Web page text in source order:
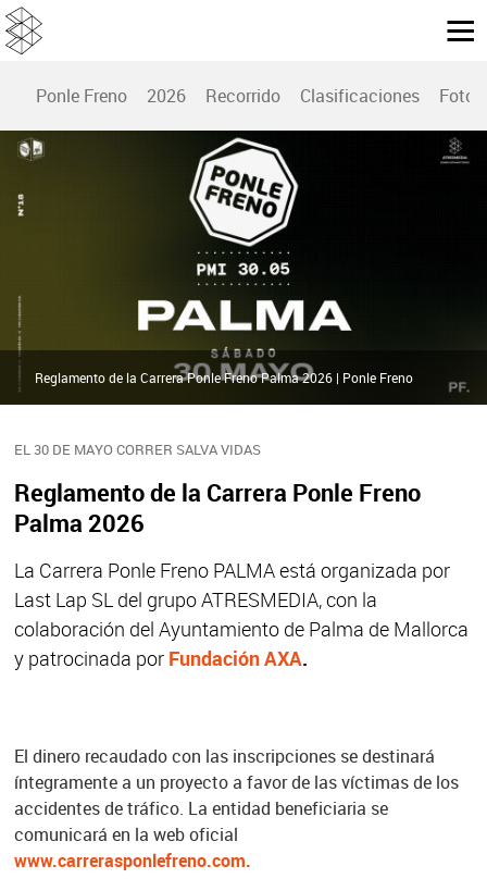
Ponle Freno 2026 Recorrido Clasificaciones Fotos
EL 30 DE MAYO CORRER SALVA VIDAS
Reglamento de la Carrera Ponle Freno
Palma 2026
La Carrera Ponle Freno PALMA está organizada por
Last Lap SL del grupo ATRESMEDIA, con la
colaboración del Ayuntamiento de Palma de Mallorca
y patrocinada por Fundación AXA.
Reglamento de la Carrera Ponle Freno Palma 2026 | Ponle Freno
El dinero recaudado con las inscripciones se destinará
íntegramente a un proyecto a favor de las víctimas de los
accidentes de tráfico. La entidad beneficiaria se
comunicará en la web oficial
www.carrerasponlefreno.com.